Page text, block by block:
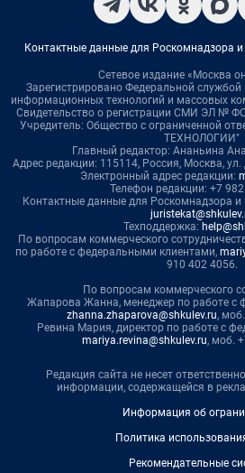
Контактные данные для Роскомнадзора и
Сетевое издание «Москва
Зарегистрировано Федеральной службой
информационных технологий и массовых
Свидетельство о регистрации СМИ ЭЛ №
Учредитель: Общество с ограниченной
ТЕХНОЛОГИИ"
Главный редактор: Ананьина
Адрес редакции: 115114, Россия, Москва,
Электронный адрес редакции:
Телефон редакции: +7
Контактные данные для Роскомнадзора и
Техподдержка:
По вопросам коммерческого
по работе с федеральными клиентами,
910 402 4056.
По вопросам коммерческого
Жапарова Жанна, менеджер по работе с
zhanna.zhaparova@shkulev.ru,
Ревина Мария, директор по работе с
mariya.revina@shkulev.ru, моб.
Редакция сайта не несет
информации, содержащейся в
Информация об
Политика
Рекомендательные